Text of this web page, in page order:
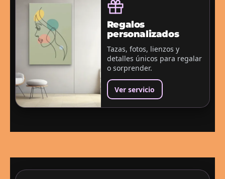
Regalos
personalizados
Tazas, fotos, lienzos y
detalles únicos para regalar
o sorprender.
Ver servicio